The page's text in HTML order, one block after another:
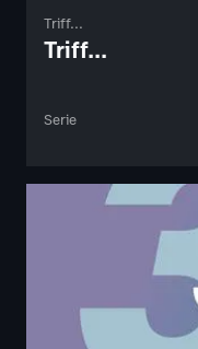
Triff...
Triff...
Serie